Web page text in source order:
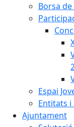
Borsa
Espai
Entitats i
Ajuntament